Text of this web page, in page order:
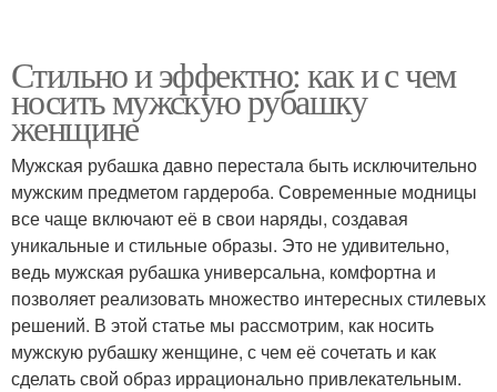
Стильно и эффектно: как и с чем
носить мужскую рубашку
женщине
Мужская рубашка давно перестала быть исключительно
мужским предметом гардероба. Современные модницы
все чаще включают её в свои наряды, создавая
уникальные и стильные образы. Это не удивительно,
ведь мужская рубашка универсальна, комфортна и
позволяет реализовать множество интересных стилевых
решений. В этой статье мы рассмотрим, как носить
мужскую рубашку женщине, с чем её сочетать и как
сделать свой образ иррационально привлекательным.